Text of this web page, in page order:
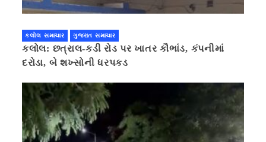
કલોલ સમાચાર ગુજરાત સમાચાર
કલોલ: છત્રાલ-કડી રોડ પર ખાતર કૌભાંડ, કંપનીમાં
દરોડા, બે શખ્સોની ધરપકડ